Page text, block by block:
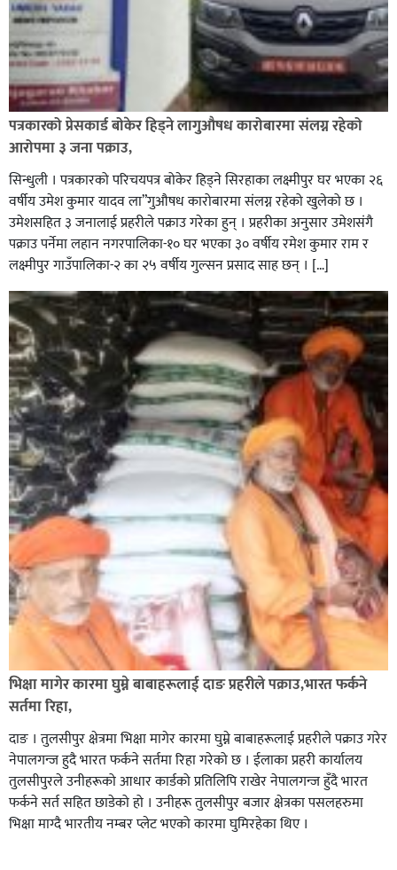
पत्रकारको प्रेसकार्ड बोकेर हिड्ने लागुऔषध कारोबारमा संलग्न रहेको
आरोपमा ३ जना पक्राउ,
सिन्धुली । पत्रकारको परिचयपत्र बोकेर हिड्ने सिरहाका लक्ष्मीपुर घर भएका २६
वर्षीय उमेश कुमार यादव ला”गुऔषध कारोबारमा संलग्न रहेको खुलेको छ ।
उमेशसहित ३ जनालाई प्रहरीले पक्राउ गरेका हुन् । प्रहरीका अनुसार उमेशसंगै
पक्राउ पर्नेमा लहान नगरपालिका-१० घर भएका ३० वर्षीय रमेश कुमार राम र
लक्ष्मीपुर गाउँपालिका-२ का २५ वर्षीय गुल्सन प्रसाद साह छन् । […]
भिक्षा मागेर कारमा घुम्ने बाबाहरूलाई दाङ प्रहरीले पक्राउ,भारत फर्कने
सर्तमा रिहा,
दाङ । तुलसीपुर क्षेत्रमा भिक्षा मागेर कारमा घुम्ने बाबाहरूलाई प्रहरीले पक्राउ गरेर
नेपालगन्ज हुदै भारत फर्कने सर्तमा रिहा गरेको छ । ईलाका प्रहरी कार्यालय
तुलसीपुरले उनीहरूको आधार कार्डको प्रतिलिपि राखेर नेपालगन्ज हुँदै भारत
फर्कने सर्त सहित छाडेको हो । उनीहरू तुलसीपुर बजार क्षेत्रका पसलहरुमा
भिक्षा माग्दै भारतीय नम्बर प्लेट भएको कारमा घुमिरहेका थिए ।